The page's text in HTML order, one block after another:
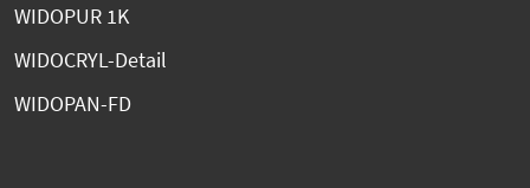
WIDOPUR 1K
WIDOCRYL-Detail
WIDOPAN-FD